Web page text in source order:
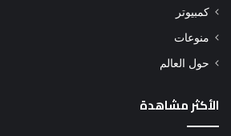
كمبيوتر
منوعات
حول العالم
الأكثر مشاهدة